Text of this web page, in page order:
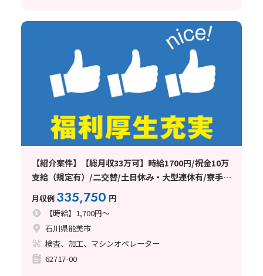
【紹介案件】【総月収33万可】時給1700円/祝金10万
支給（規定有）/二交替/土日休み・大型連休有/寮手配
月収例 335,750 円
【時給】1,700円～
石川県能美市
検査、加工、マシンオペレーター
62717-00